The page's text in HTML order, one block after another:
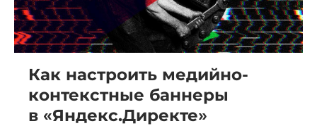
Как настроить медийно-
контекстные баннеры
в «Яндекс.Директе»